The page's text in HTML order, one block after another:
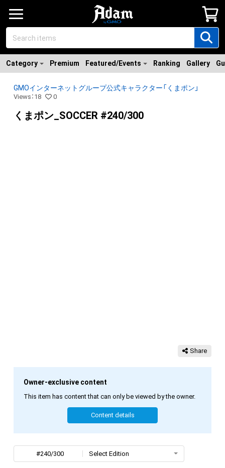
Category Premium Featured/Events Ranking Gallery
GMOインターネットグループ公式キャラクター「くまポン」
Views ： 18 0
くまポン_SOCCER #240/300
Share
Owner-exclusive content
This item has content that can only be viewed by the owner.
Content details
#240/300 Select Edition